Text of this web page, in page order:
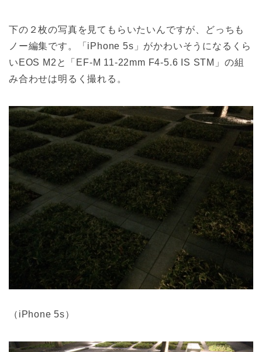
下の２枚の写真を見てもらいたいんですが、どっちも
ノー編集です。「iPhone 5s」がかわいそうになるくら
いEOS M2と「EF-M 11-22mm F4-5.6 IS STM」の組
み合わせは明るく撮れる。
（iPhone 5s）